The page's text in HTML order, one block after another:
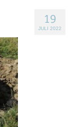
19
JULI 2022